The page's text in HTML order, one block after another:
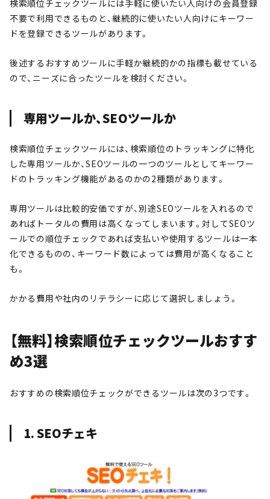
検索順位チェックツールには手軽に使いたい人向けの会員登録
不要で利用できるものと、継続的に使いたい人向けにキーワー
ドを登録できるツールがあります。
後述するおすすめツールに手軽か継続的かの指標も載せている
ので、ニーズに合ったツールを検討ください。
専用ツールか、SEOツールか
検索順位チェックツールには、検索順位のトラッキングに特化
した専用ツールか、SEOツールの一つのツールとしてキーワー
ドのトラッキング機能があるのかの2種類があります。
専用ツールは比較的安価ですが、別途SEOツールを入れるので
あればトータルの費用は高くなってしまいます。対してSEOツ
ールでの順位チェックであれば支払いや使用するツールは一本
化できるものの、キーワード数によっては費用が高くなること
も。
かかる費用や社内のリテラシーに応じて選択しましょう。
【無料】検索順位チェックツールおすす
め3選
おすすめの検索順位チェックができるツールは次の3つです。
1. SEOチェキ